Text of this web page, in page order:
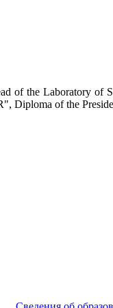
of the Laboratory of
Diploma of the